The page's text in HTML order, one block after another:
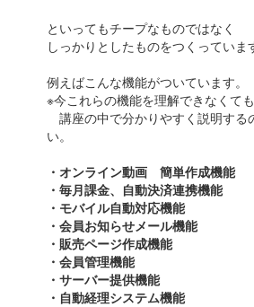
といってもチープなものではなく
しっかりとしたものをつくっていま
例えばこんな機能がついています。
※今これらの機能を理解できなくても
講座の中で分かりやすく説明する
い。
・オンライン動画 簡単作成機能
・毎月課金、自動決済連携機能
・モバイル自動対応機能
・会員お知らせメール機能
・販売ページ作成機能
・会員管理機能
・サーバー提供機能
・自動経理システム機能